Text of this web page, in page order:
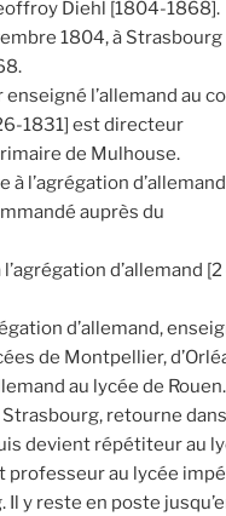
Diehl [1804-1868].
1804, à
l’allemand au
1831] est directeur
de Mulhouse.
à l’agrégation
auprès du
l’agrégation d’allemand
d’allemand,
de Montpellier,
au lycée de Rouen.
Strasbourg, retourne
devient répétiteur au
professeur au lycée
Il y reste en poste